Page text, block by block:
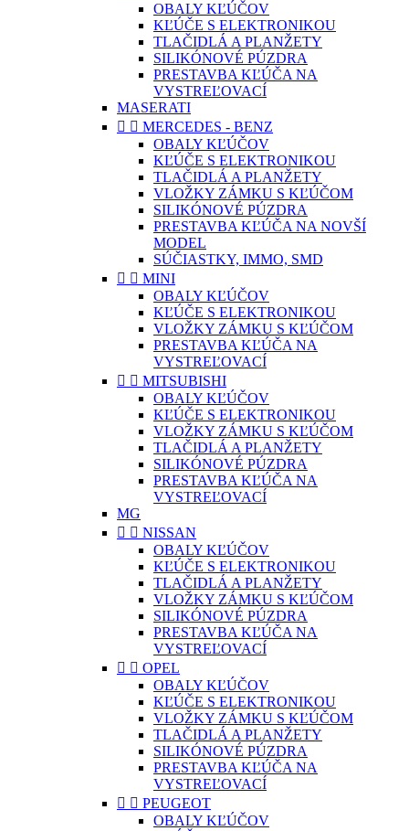
OBALY KĽÚČOV
KĽÚČE S ELEKTRONIKOU
TLAČIDLÁ A PLANŽETY
SILIKÓNOVÉ PÚZDRA
PRESTAVBA KĽÚČA NA
VYSTREĽOVACÍ
MASERATI
  MERCEDES - BENZ
OBALY KĽÚČOV
KĽÚČE S ELEKTRONIKOU
TLAČIDLÁ A PLANŽETY
VLOŽKY ZÁMKU S KĽÚČOM
SILIKÓNOVÉ PÚZDRA
PRESTAVBA KĽÚČA NA NOVŠÍ
MODEL
SÚČIASTKY, IMMO, SMD
  MINI
OBALY KĽÚČOV
KĽÚČE S ELEKTRONIKOU
VLOŽKY ZÁMKU S KĽÚČOM
PRESTAVBA KĽÚČA NA
VYSTREĽOVACÍ
  MITSUBISHI
OBALY KĽÚČOV
KĽÚČE S ELEKTRONIKOU
VLOŽKY ZÁMKU S KĽÚČOM
TLAČIDLÁ A PLANŽETY
SILIKÓNOVÉ PÚZDRA
PRESTAVBA KĽÚČA NA
VYSTREĽOVACÍ
MG
  NISSAN
OBALY KĽÚČOV
KĽÚČE S ELEKTRONIKOU
TLAČIDLÁ A PLANŽETY
VLOŽKY ZÁMKU S KĽÚČOM
SILIKÓNOVÉ PÚZDRA
PRESTAVBA KĽÚČA NA
VYSTREĽOVACÍ
  OPEL
OBALY KĽÚČOV
KĽÚČE S ELEKTRONIKOU
VLOŽKY ZÁMKU S KĽÚČOM
TLAČIDLÁ A PLANŽETY
SILIKÓNOVÉ PÚZDRA
PRESTAVBA KĽÚČA NA
VYSTREĽOVACÍ
  PEUGEOT
OBALY KĽÚČOV